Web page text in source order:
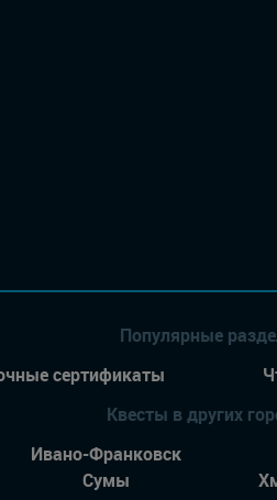
Популярные
сертификаты
Квесты в других
Ивано-Франковск
Сумы